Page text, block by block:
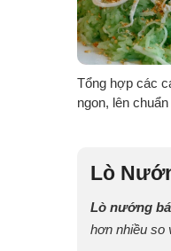
Tổng hợp các
ngon, lên
Lò
Lò nướng
hơn nhiều so